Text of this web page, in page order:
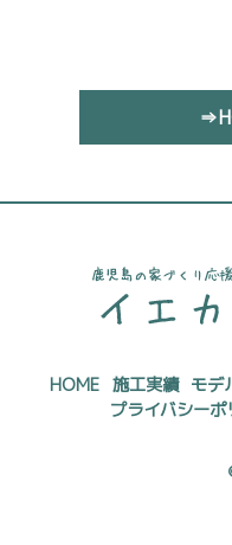
HOME 施工実績 モデ
プライバシーポ